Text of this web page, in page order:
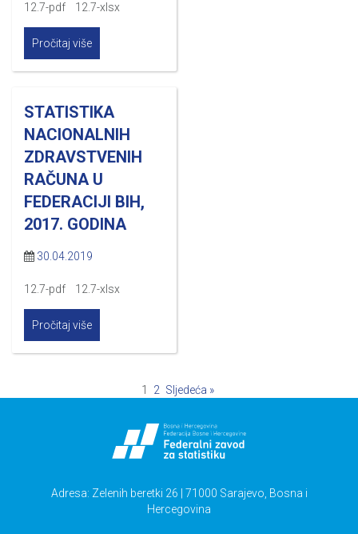
12.7-pdf 12.7-xlsx
Pročitaj više
STATISTIKA
NACIONALNIH
ZDRAVSTVENIH
RAČUNA U
FEDERACIJI BIH,
2017. GODINA
30.04.2019
12.7-pdf 12.7-xlsx
Pročitaj više
1 2 Sljedeća »
Adresa: Zelenih beretki 26 | 71000 Sarajevo, Bosna i
Hercegovina